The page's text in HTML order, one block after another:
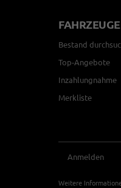
FAHRZEUGE
Bestand
Top-Angebote
Inzahlungnahme
Merkliste
Anmelden
Weitere